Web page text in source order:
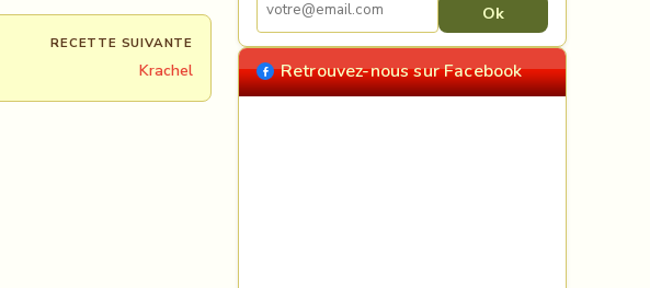
RECETTE SUIVANTE
Krachel Retrouvez-nous sur Facebook